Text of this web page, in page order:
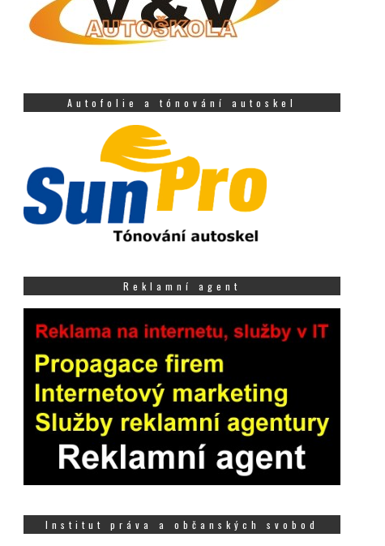
Autofolie a tónování autoskel
Reklamní agent
Institut práva a občanských svobod